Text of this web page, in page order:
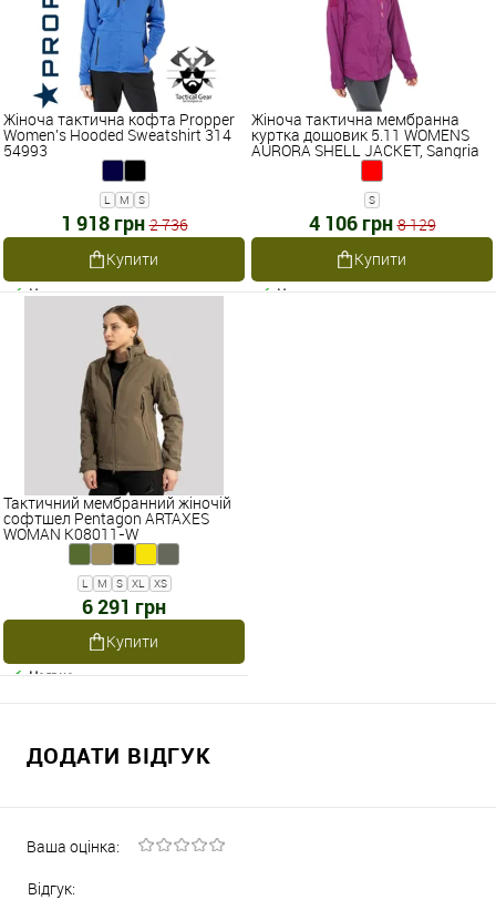
Жіноча тактична кофта Propper
Women's Hooded Sweatshirt 314
54993
L M S
1 918 грн 2 736
Купити
Наявне
Жіноча тактична мембранна
куртка дощовик 5.11 WOMENS
AURORA SHELL JACKET, Sangria
S
4 106 грн 8 129
Купити
Наявне
Тактичний мембранний жіночій
софтшел Pentagon ARTAXES
WOMAN K08011-W
L M S XL XS
6 291 грн
Купити
Наявне
ДОДАТИ ВІДГУК
Ваша оцінка:
Відгук: